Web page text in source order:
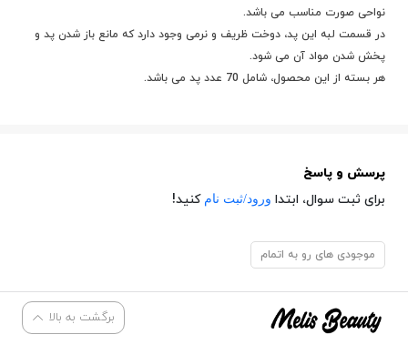
نواحی صورت مناسب می باشد.
در قسمت لبه این پد، دوخت ظریف و نرمی وجود دارد که مانع باز شدن پد و
پخش شدن مواد آن می شود.
هر بسته از این محصول، شامل 70 عدد پد می باشد.
پرسش و پاسخ
برای ثبت سوال، ابتدا ورود/ثبت نام کنید!
موجودی های رو به اتمام
برگشت به بالا